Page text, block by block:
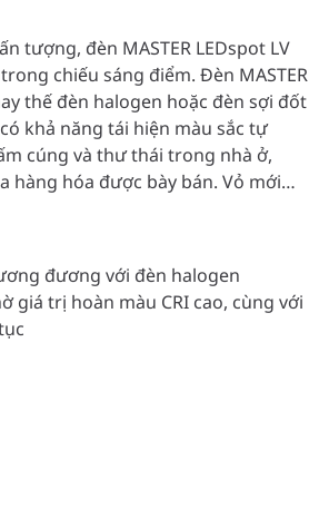
tượng, đèn MASTER LEDspot LV
chiếu sáng điểm. Đèn MASTER
thế đèn halogen hoặc đèn sợi đốt
khả năng tái hiện màu sắc tự
cúng và thư thái trong nhà ở,
hàng hóa được bày bán. Vỏ mới
Loại đèn này không những sử
chế của Philips để đảm bảo
với các biến thế điện tử tiêu chuẩn
độ chiếu sáng cao tương
MR16. Chức năng điều chỉnh
để tạo không khí mong muốn và
LV tiết kiệm lượng điện năng
vẫn đảm bảo chất lượng ánh
đương với đèn halogen
giá trị hoàn màu CRI cao, cùng với